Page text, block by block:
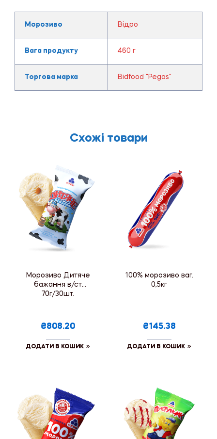
Морозиво Відро
Вага продукту 460 г
Торгова марка Bidfood "Pegas"
Схожі товари
Морозиво Дитяче
бажання в/ст
70г/30шт.
₴808.20
ДОДАТИ В КОШИК
100% морозиво ваг.
0,5кг
₴145.38
ДОДАТИ В КОШИК